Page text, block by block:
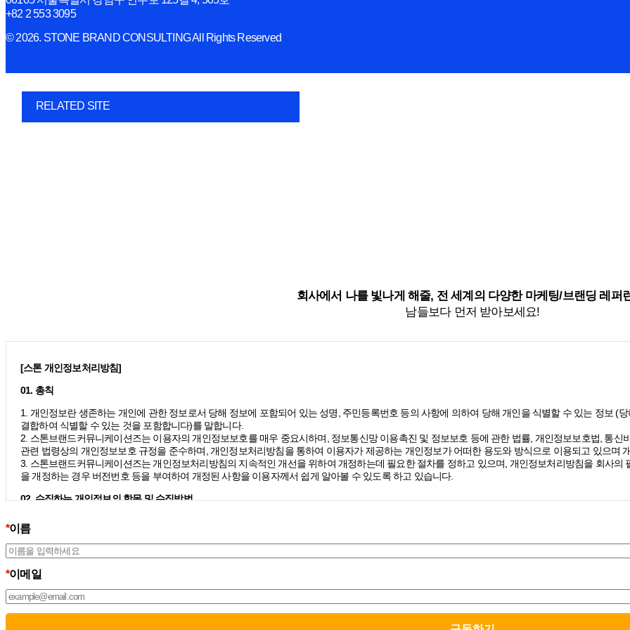
+82 2 553 3095
© 2026. STONE BRAND CONSULTING All Rights Reserved
RELATED SITE
회사에서 나를 빛나게 해줄, 전 세계의 다양한 마케팅/브랜딩 레퍼
남들보다 먼저 받아보세요!
[스톤 개인정보처리방침]
01. 총칙
1. 개인정보란 생존하는 개인에 관한 정보로서 당해 정보에 포함되어 있는 성명, 주민등록번호 등의 사항에 의하여 당해 개인을 식별할 수 있는 정보 (
결합하여 식별할 수 있는 것을 포함합니다)를 말합니다.
2. 스톤브랜드커뮤니케이션즈는 이용자의 개인정보보호를 매우 중요시하며, 정보통신망 이용촉진 및 정보보호 등에 관한 법률, 개인정보보호법, 통
관련 법령상의 개인정보보호 규정을 준수하며, 개인정보처리방침을 통하여 이용자가 제공하는 개인정보가 어떠한 용도와 방식으로 이용되고 있으며
3. 스톤브랜드커뮤니케이션즈는 개인정보처리방침의 지속적인 개선을 위하여 개정하는데 필요한 절차를 정하고 있으며, 개인정보처리방침을 회사
을 개정하는 경우 버전번호 등을 부여하여 개정된 사항을 이용자께서 쉽게 알아볼 수 있도록 하고 있습니다.
02. 수집하는 개인정보의 항목 및 수집방법
모든 이용자는 스톤브랜드커뮤니케이션즈가 제공하는 서비스를 이용할 수 있고, 구독 신청을 통해 스톤브랜드커뮤니케이션즈의 다양한 서비스를 제
칙 하에 이용자의 개인정보를 수집하고 있습니다.
1. 스톤브랜드커뮤니케이션즈는 서비스 제공에 필요한 최소한의 개인정보를 수집하고 있습니다.
– 필수정보의 수집 : 이름, 이메일
– 선택정보의 수집: 회사명, 부서, 직책/직급
– IP Address, 쿠키, 방문 일시, 서비스 이용 기록, 불량 이용 기록됩니다.
스톤브랜드커뮤니케이션즈는 이용자의 소중한 인권을 침해할 우려가 있는 민감한 정보는 어떠한 경우에도 수집하지 않으며, 만약 법령에서 정한 의
*이름
*이메일